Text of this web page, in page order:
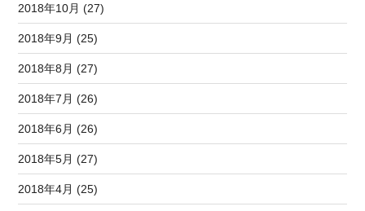
2018年10月 (27)
2018年9月 (25)
2018年8月 (27)
2018年7月 (26)
2018年6月 (26)
2018年5月 (27)
2018年4月 (25)